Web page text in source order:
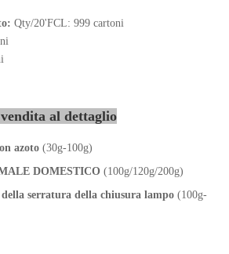
Qty/20'FCL: 999 cartoni
al dettaglio
azoto (30g-100g)
DOMESTICO (100g/120g/200g)
serratura della chiusura lampo (100g-